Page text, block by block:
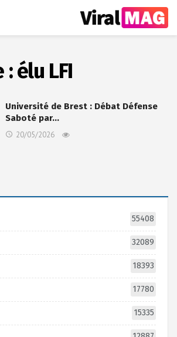
:élu LFI
Université de Brest : Débat Défense
Saboté par…
20/05/2026
55408
32089
18393
17780
15335